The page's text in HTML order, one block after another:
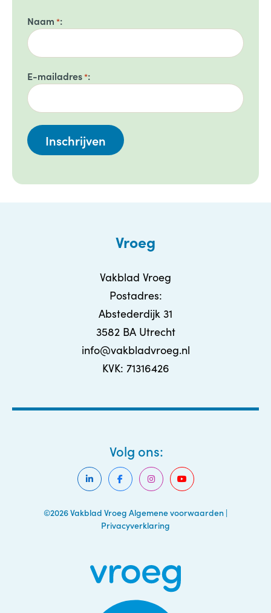
Naam *
E-mailadres*
Vroeg
Vakblad Vroeg
Postadres:
Abstederdijk 31
3582 BA Utrecht
info@vakbladvroeg.nl
KVK: 71316426
©2026 Vakblad Vroeg Algemene voorwaarden |
Privacyverklaring
Volg ons: